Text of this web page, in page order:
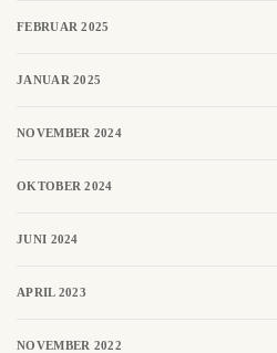
FEBRUAR 2025
JANUAR 2025
NOVEMBER 2024
OKTOBER 2024
JUNI 2024
APRIL 2023
NOVEMBER 2022